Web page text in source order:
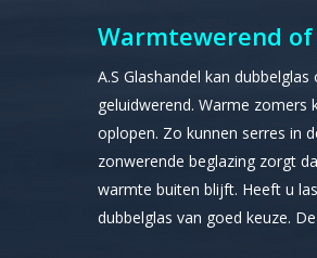
Warmtewerend
A.S Glashandel kan
geluidwerend. Warme
oplopen. Zo kunnen serres in
zonwerende beglazing zorgt
warmte buiten blijft. Heeft u
dubbelglas van goed keuze.